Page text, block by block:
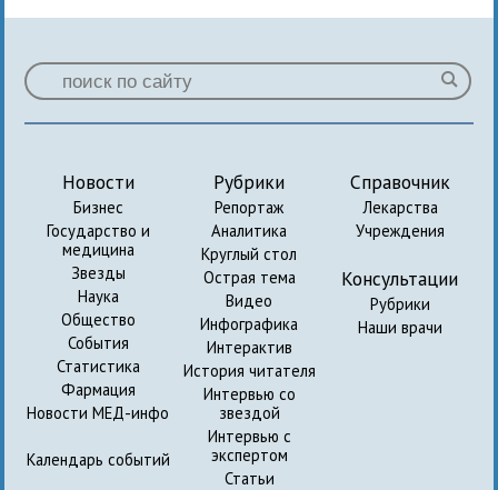
Новости
Бизнес
Государство и
медицина
Звезды
Наука
Общество
События
Статистика
Фармация
Новости МЕД-инфо
Календарь событий
Рубрики
Репортаж
Аналитика
Круглый стол
Острая тема
Видео
Инфографика
Интерактив
История читателя
Интервью со
звездой
Интервью с
экспертом
Статьи
Справочник
Лекарства
Учреждения
Консультации
Рубрики
Наши врачи